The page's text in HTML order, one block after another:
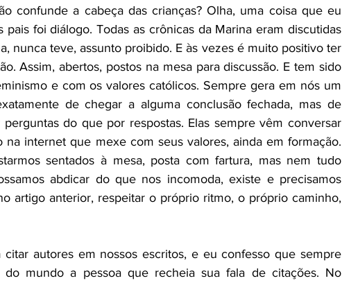
confunde a cabeça das crianças? Olha, uma coisa que eu
foi diálogo. Todas as crônicas da Marina eram discutidas
nunca teve, assunto proibido. E às vezes é muito positivo ter
Assim, abertos, postos na mesa para discussão. E tem sido
e com os valores católicos. Sempre gera em nós um
de chegar a alguma conclusão fechada, mas de
do que por respostas. Elas sempre vêm conversar
internet que mexe com seus valores, ainda em formação.
sentados à mesa, posta com fartura, mas nem tudo
abdicar do que nos incomoda, existe e precisamos
artigo anterior, respeitar o próprio ritmo, o próprio caminho,
autores em nossos escritos, e eu confesso que sempre
mundo a pessoa que recheia sua fala de citações. No